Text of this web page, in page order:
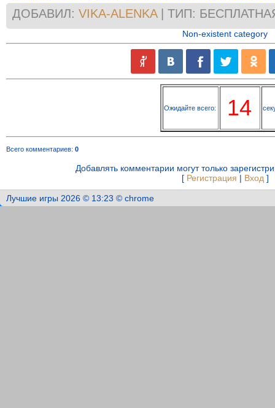
ДОБАВИЛ: VIKA-ALENKA| ТИП:
Non-existent category
Ожидайте всего: 14
Всего комментариев: 0
Добавлять комментарии могут только
[ Регистрация | Вход ]
Лучшие игры 2026 © 13:23 © chrome